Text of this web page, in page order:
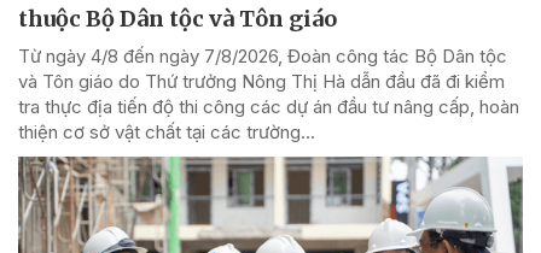
thuộc Bộ Dân tộc và Tôn giáo
Từ ngày 4/8 đến ngày 7/8/2026, Đoàn công tác Bộ Dân tộc
và Tôn giáo do Thứ trưởng Nông Thị Hà dẫn đầu đã đi kiểm
tra thực địa tiến độ thi công các dự án đầu tư nâng cấp, hoàn
thiện cơ sở vật chất tại các trường...